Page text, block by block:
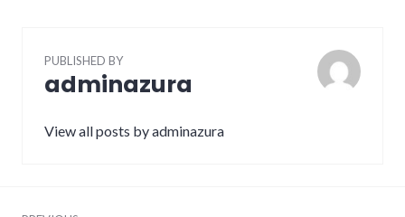
PUBLISHED BY
adminazura
View all posts by adminazura